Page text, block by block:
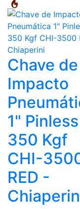
Chave de
Impacto
1" Pinless
350 Kgf
CHI-
RED -